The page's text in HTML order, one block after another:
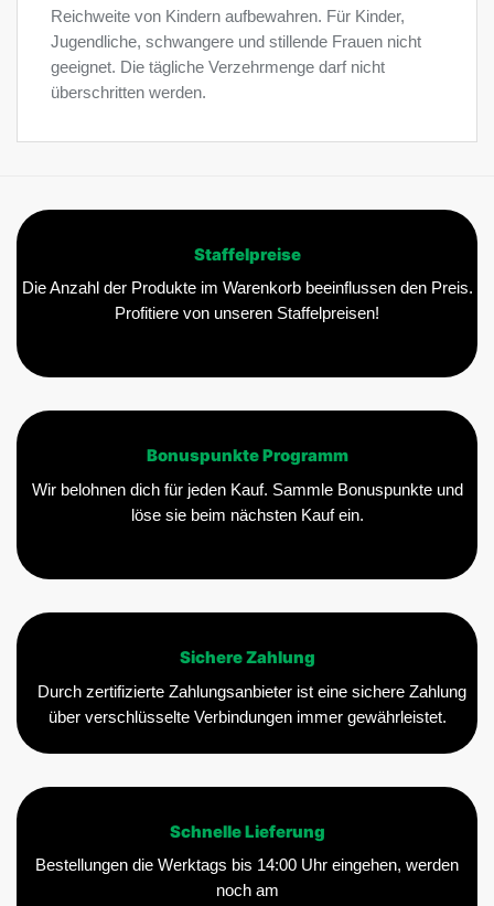
Reichweite von Kindern aufbewahren. Für Kinder,
Jugendliche, schwangere und stillende Frauen nicht
geeignet. Die tägliche Verzehrmenge darf nicht
überschritten werden.
Staffelpreise
Die Anzahl der Produkte im Warenkorb beeinflussen den Preis.
Profitiere von unseren Staffelpreisen!
Bonuspunkte Programm
Wir belohnen dich für jeden Kauf. Sammle Bonuspunkte und
löse sie beim nächsten Kauf ein.
Sichere Zahlung
Durch zertifizierte Zahlungsanbieter ist eine sichere Zahlung
über verschlüsselte Verbindungen immer gewährleistet.
Schnelle Lieferung
Bestellungen die Werktags bis 14:00 Uhr eingehen, werden
noch am